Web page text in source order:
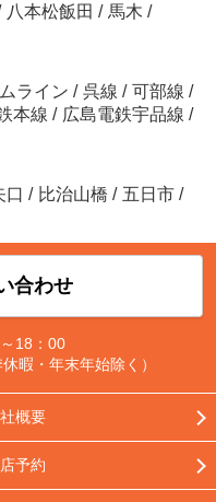
八本松飯田 / 馬木 /
ライン / 呉線 / 可部線 /
本線 / 広島電鉄宇品線 /
口 / 比治山橋 / 五日市 /
合わせ
18：00
暇・年末年始除く）
概要
予約